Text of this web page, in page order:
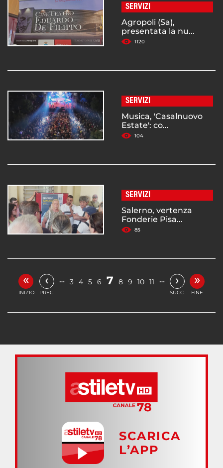
SERVIZI
Agropoli (Sa),
presentata la nu...
1120
SERVIZI
Musica, 'Casalnuovo
Estate': co...
104
SERVIZI
Salerno, vertenza
Fonderie Pisa...
85
«
INIZIO
‹
PREC.
… 3 4 5 6 7 8 9 10 11 … ›
SUCC.
»
FINE
SCARICA
L’APP